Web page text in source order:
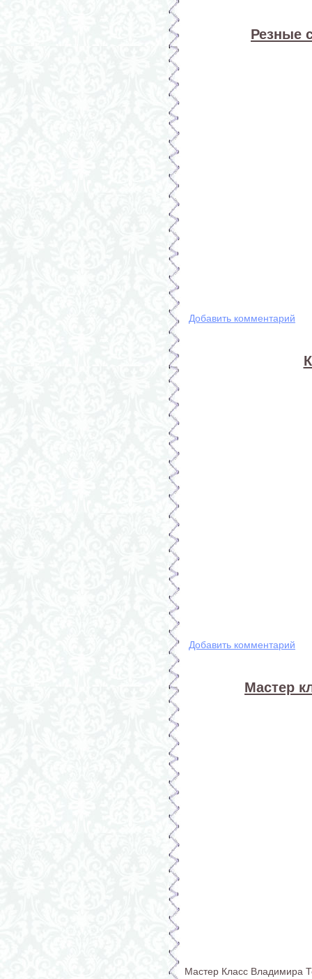
Резные
Добавить комментарий
Добавить комментарий
Мастер
Мастер Класс Владимира